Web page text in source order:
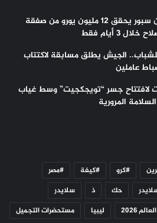
طرابزون سبور يحقق 12 مليون يورو من صفقة
3 أيام فقط
الجيش يطلق مسابقة لاكتتاب
عاملين
لافتتاح جسر “تويجكجيت” وسط غياب
المرورية
#كرو #كيفة
#مصر
حك ذ
سلايدر
2026 ليبيا مستحضرات التجميل